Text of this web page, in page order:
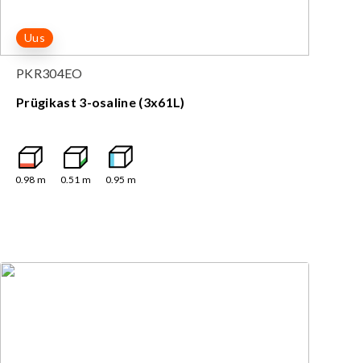
Uus
PKR304EO
Prügikast 3-osaline (3x61L)
0.98 m 0.51 m 0.95 m